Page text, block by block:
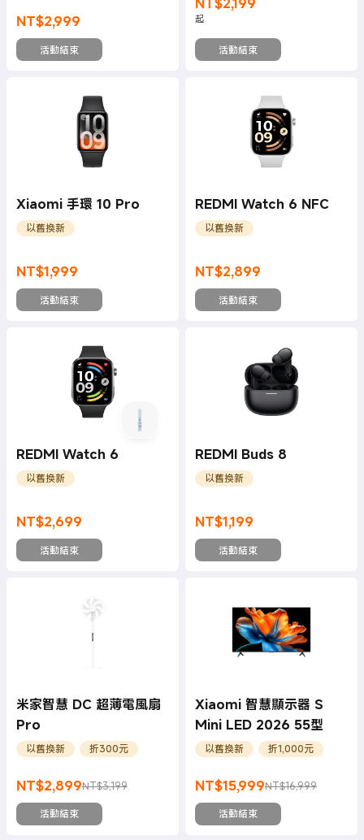
NT$2,999
現價 NT$2999
活動結束
現價 NT$2199
起
活動結束
Xiaomi 手環 10 Pro
以舊換新
NT$1,999
現價 NT$1999
活動結束
REDMI Watch 6 NFC
以舊換新
NT$2,899
現價 NT$2899
活動結束
REDMI Watch 6
以舊換新
NT$2,699
現價 NT$2699
活動結束
REDMI Buds 8
以舊換新
NT$1,199
現價 NT$1199
活動結束
米家智慧 DC 超薄電風扇
Pro
以舊換新 折300元
NT$2,899
現價 NT$2899NT$3,199
銷售價格 NT$3,199
活動結束
Xiaomi 智慧顯示器 S
Mini LED 2026 55型
以舊換新 折1,000元
NT$15,999
現價 NT$15999NT$16,999
銷售價格 NT$16,999
活動結束